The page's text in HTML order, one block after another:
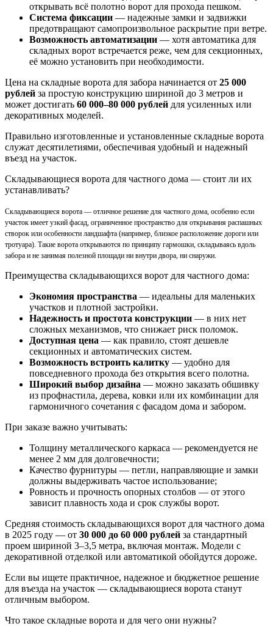
открывать всё полотно ворот для прохода пешком.
Система фиксации — надежные замки и задвижки
предотвращают самопроизвольное раскрытие при ветре.
Возможность автоматизации — хотя автоматика для
складных ворот встречается реже, чем для секционных,
её можно установить при необходимости.
Цена на складные ворота для забора начинается от 25 000
рублей за простую конструкцию шириной до 3 метров и
может достигать 60 000–80 000 рублей для усиленных или
декоративных моделей.
Правильно изготовленные и установленные складные ворота
служат десятилетиями, обеспечивая удобный и надежный
въезд на участок.
Складывающиеся ворота для частного дома — стоит ли их
устанавливать?
Складывающиеся ворота — отличное решение для частного дома, особенно если
участок имеет узкий фасад, ограниченное пространство для открывания распашных
створок или особенности ландшафта (например, близкое расположение дороги или
тротуара). Такие ворота открываются по принципу гармошки, складываясь вдоль
забора и не занимая полезной площади ни внутри двора, ни снаружи.
Преимущества складывающихся ворот для частного дома:
Экономия пространства — идеальны для маленьких
участков и плотной застройки.
Надежность и простота конструкции — в них нет
сложных механизмов, что снижает риск поломок.
Доступная цена — как правило, стоят дешевле
секционных и автоматических систем.
Возможность встроить калитку — удобно для
повседневного прохода без открытия всего полотна.
Широкий выбор дизайна — можно заказать обшивку
из профнастила, дерева, ковки или их комбинации для
гармоничного сочетания с фасадом дома и забором.
При заказе важно учитывать:
Толщину металлического каркаса — рекомендуется не
менее 2 мм для долговечности;
Качество фурнитуры — петли, направляющие и замки
должны выдерживать частое использование;
Ровность и прочность опорных столбов — от этого
зависит плавность хода и срок службы ворот.
Средняя стоимость складывающихся ворот для частного дома
в 2025 году — от 30 000 до 60 000 рублей за стандартный
проем шириной 3–3,5 метра, включая монтаж. Модели с
декоративной отделкой или автоматикой обойдутся дороже.
Если вы ищете практичное, надежное и бюджетное решение
для въезда на участок — складывающиеся ворота станут
отличным выбором.
Что такое складные ворота и для чего они нужны?